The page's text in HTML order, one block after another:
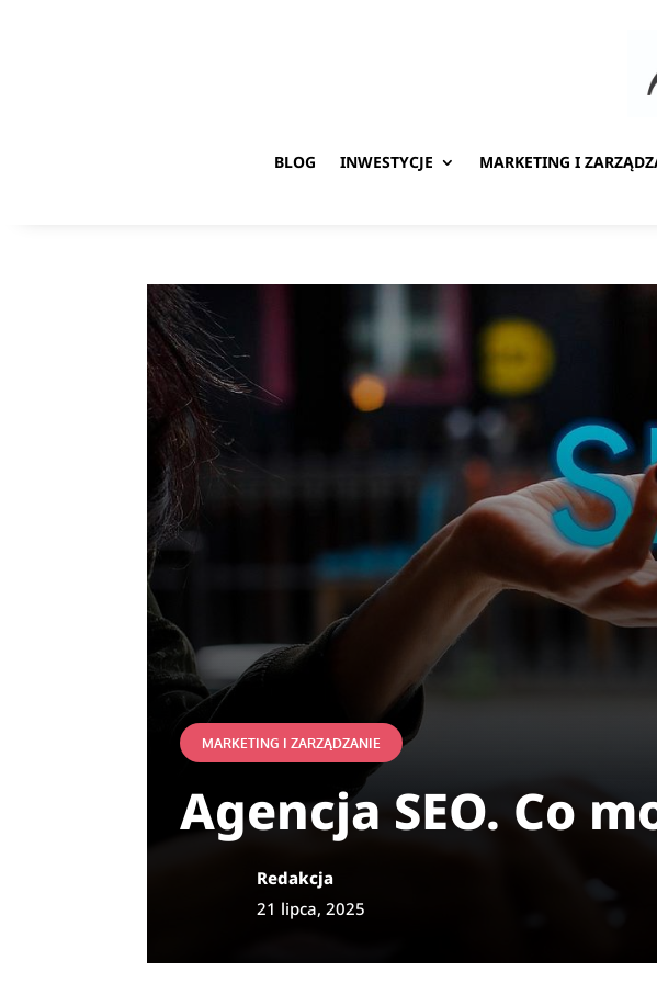
BLOG INWESTYCJE MARKETING I
MARKETING I ZARZĄDZANIE
Agencja SEO. Co
Redakcja
21 lipca, 2025